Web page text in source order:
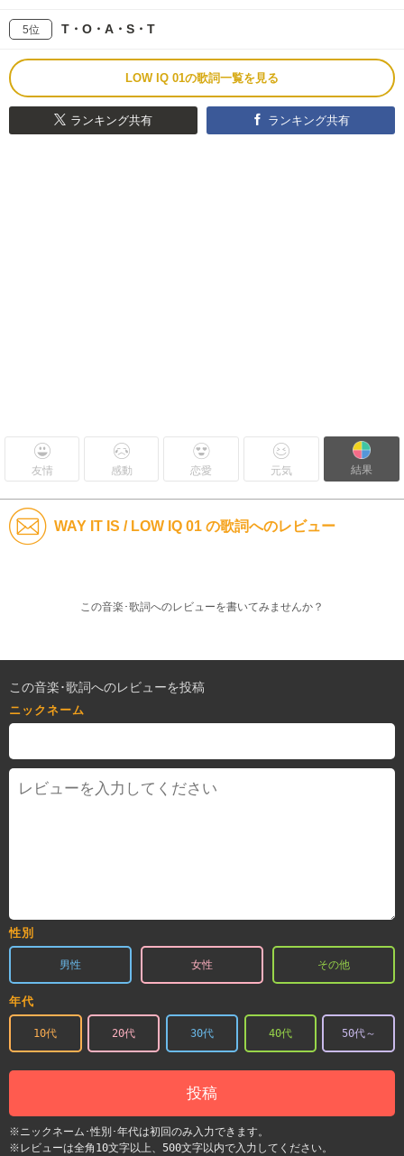
5位 T・O・A・S・T
LOW IQ 01の歌詞一覧を見る
ランキング共有 ランキング共有
友情 感動 恋愛 元気 結果
WAY IT IS / LOW IQ 01 の歌詞へのレビュー
この音楽･歌詞へのレビューを書いてみませんか？
この音楽･歌詞へのレビューを投稿
ニックネーム
性別
男性 女性 その他
年代
10代 20代 30代 40代 50代～
投稿
※ニックネーム･性別･年代は初回のみ入力できます。
※レビューは全角10文字以上、500文字以内で入力してください。